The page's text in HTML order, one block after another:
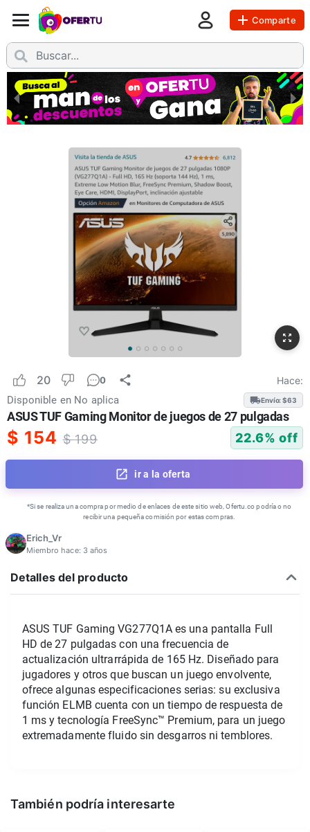
Comparte
20 0 Hace:
Disponible en No aplica Envío: $63
ASUS TUF Gaming Monitor de juegos de 27 pulgadas
$ 154 $199 22.6% off
ir a la oferta
*Si se realiza una compra por medio de enlaces de este sitio web, Ofertu.co podría o no
recibir una pequeña comisión por estas compras.
Erich_Vr
Miembro hace: 3 años
Detalles del producto
ASUS TUF Gaming VG277Q1A es una pantalla Full
HD de 27 pulgadas con una frecuencia de
actualización ultrarrápida de 165 Hz. Diseñado para
jugadores y otros que buscan un juego envolvente,
ofrece algunas especificaciones serias: su exclusiva
función ELMB cuenta con un tiempo de respuesta de
1 ms y tecnología FreeSync™ Premium, para un juego
extremadamente fluido sin desgarros ni temblores.
También podría interesarte